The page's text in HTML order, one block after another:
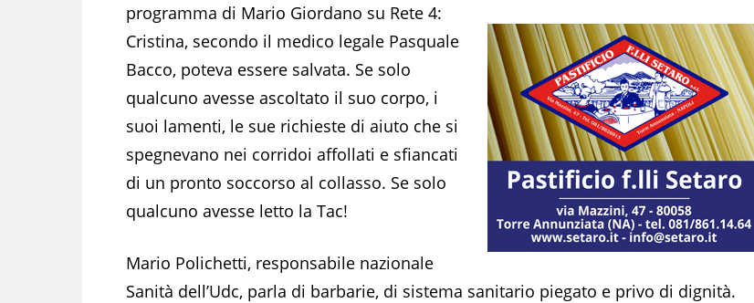
programma di Mario Giordano su Rete 4:
Cristina, secondo il medico legale Pasquale
Bacco, poteva essere salvata. Se solo
qualcuno avesse ascoltato il suo corpo, i
suoi lamenti, le sue richieste di aiuto che si
spegnevano nei corridoi affollati e sfiancati
di un pronto soccorso al collasso. Se solo
qualcuno avesse letto la Tac!
Mario Polichetti, responsabile nazionale
Sanità dell’Udc, parla di barbarie, di sistema sanitario piegato e privo di dignità.